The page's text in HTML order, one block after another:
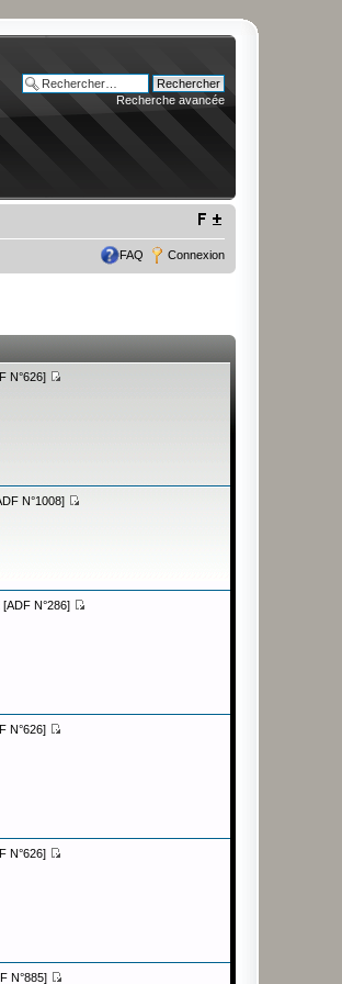
Recherche avancée
FAQ Connexion
N°626]
N°1008]
N°286]
N°626]
N°626]
N°885]